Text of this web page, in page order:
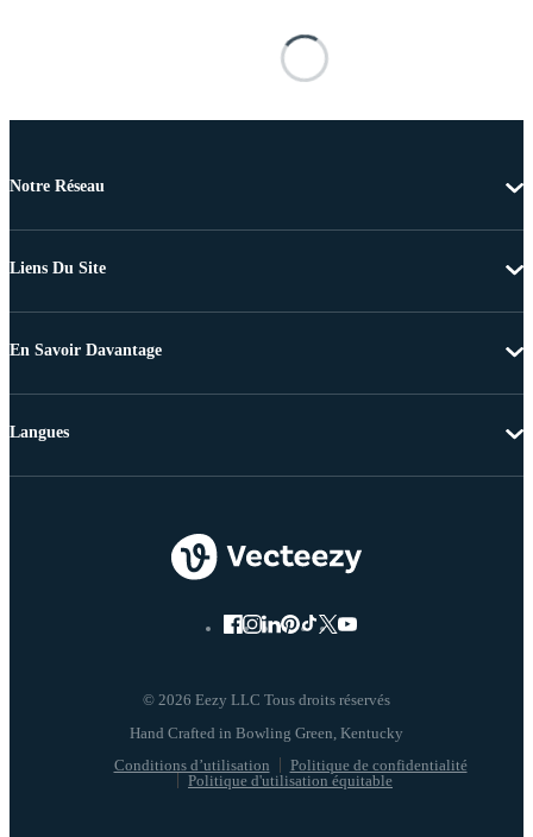
Notre Réseau
Liens Du Site
En Savoir Davantage
© 2026 Eezy LLC Tous droits réservés
Conditions d’utilisation
Politique de confidentialité
Politique d'utilisation équitable
Langues